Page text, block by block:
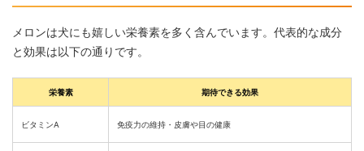
メロンは犬にも嬉しい栄養素を多く含んでいます。代表的な成分
と効果は以下の通りです。
栄養素 期待できる効果
ビタミンA 免疫力の維持・皮膚や目の健康